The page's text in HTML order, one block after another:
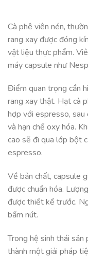
Cà phê viên nén,
rang xay được đóng
vật liệu thực phẩm.
máy capsule như
Điểm quan trọng cần
rang xay thật. Hạt cà
hợp với espresso,
và hạn chế oxy hóa.
cao sẽ đi qua lớp bột
espresso.
Về bản chất, capsule
được chuẩn hóa.
được thiết kế trước.
bấm nút.
Trong hệ sinh thái sản
thành một giải pháp